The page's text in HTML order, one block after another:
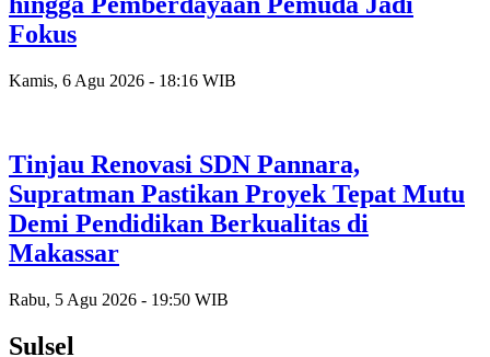
Fokus
Kamis, 6 Agu 2026 - 18:16 WIB
Tinjau Renovasi SDN Pannara,
Supratman Pastikan Proyek Tepat Mutu
Demi Pendidikan Berkualitas di
Makassar
Rabu, 5 Agu 2026 - 19:50 WIB
Sulsel